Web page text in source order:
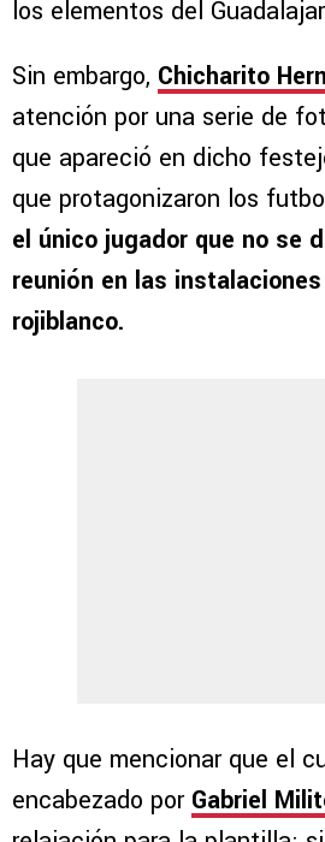
los elementos del
Sin embargo, Chicharito
atención por una serie de
que apareció en dicho
que protagonizaron los
el único jugador que no se
reunión en las
rojiblanco.
Hay que mencionar que el
encabezado por Gabriel